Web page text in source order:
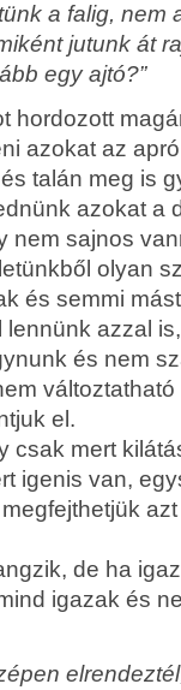
a falig, nem
jutunk át
egy ajtó?”
hordozott
azokat az
talán meg is
azokat a
nem sajnos
olyan
és semmi
azzal
és nem
el.
csak mert
igenis van,
de ha
igazak és